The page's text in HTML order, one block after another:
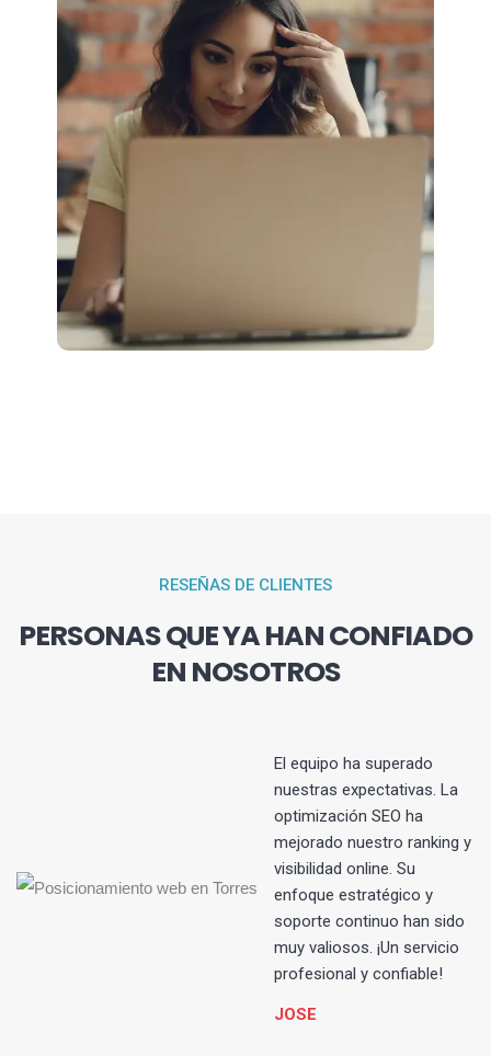
RESEÑAS DE CLIENTES
PERSONAS QUE YA HAN CONFIADO
EN NOSOTROS
El equipo ha superado
nuestras expectativas. La
optimización SEO ha
mejorado nuestro ranking y
visibilidad online. Su
enfoque estratégico y
soporte continuo han sido
muy valiosos. ¡Un servicio
profesional y confiable!
JOSE